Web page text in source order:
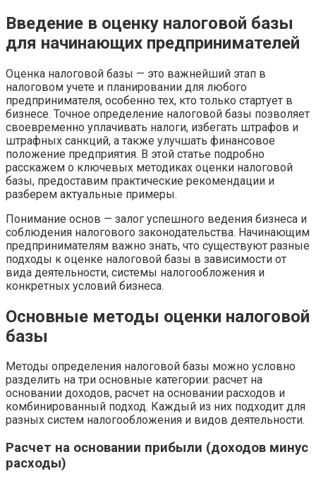
Введение в оценку налоговой базы
для начинающих предпринимателей
Оценка налоговой базы — это важнейший этап в
налоговом учете и планировании для любого
предпринимателя, особенно тех, кто только стартует в
бизнесе. Точное определение налоговой базы позволяет
своевременно уплачивать налоги, избегать штрафов и
штрафных санкций, а также улучшать финансовое
положение предприятия. В этой статье подробно
расскажем о ключевых методиках оценки налоговой
базы, предоставим практические рекомендации и
разберем актуальные примеры.
Понимание основ — залог успешного ведения бизнеса и
соблюдения налогового законодательства. Начинающим
предпринимателям важно знать, что существуют разные
подходы к оценке налоговой базы в зависимости от
вида деятельности, системы налогообложения и
конкретных условий бизнеса.
Основные методы оценки налоговой
базы
Методы определения налоговой базы можно условно
разделить на три основные категории: расчет на
основании доходов, расчет на основании расходов и
комбинированный подход. Каждый из них подходит для
разных систем налогообложения и видов деятельности.
Расчет на основании прибыли (доходов минус
расходы)